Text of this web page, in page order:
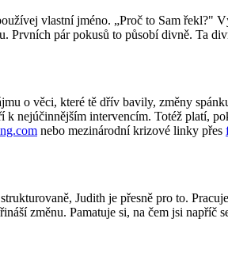
vlastní jméno. „Proč to Sam řekl?"
Prvních pár pokusů to působí divně. Ta
o věci, které tě dřív bavily, změny
nejúčinnějším intervencím. Totéž platí,
nebo mezinárodní krizové linky přes
Judith je přesně pro to.
změnu. Pamatuje si, na čem jsi